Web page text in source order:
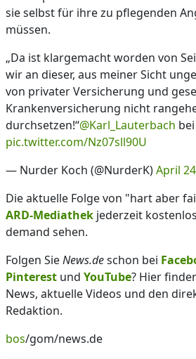
sie selbst für ihre zu pflegenden
müssen.
„Da ist klargemacht worden von
wir an dieser, aus meiner Sicht
von privater Versicherung und
Krankenversicherung nicht
durchsetzen!“@Karl_Lauterbach bei
pic.twitter.com/Nz07sll90U
— Nurder Koch (@NurderK)April
Die aktuelle Folge von "hart aber
ARD-Mediathek jederzeit
demand sehen.
Folgen SieNews.deschon bei
Pinterest und YouTube? Hier
News, aktuelle Videos und den
Redaktion.
bos/gom/news.de